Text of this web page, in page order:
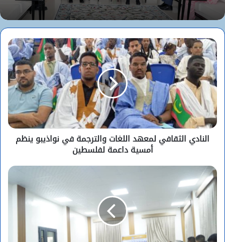
الوزير الأول المختار ولد اجاي يستقبل السفير
الجزائري بنواكشوط
الأركان العامة للجيوش تعلن عن اكتتاب مباشر
لطلبة ضباط عاملين (2026-2027)
النادي الثقافي لمعهد اللغات والترجمة في نواذيبو ينظم
أمسية داعمة لفلسطين